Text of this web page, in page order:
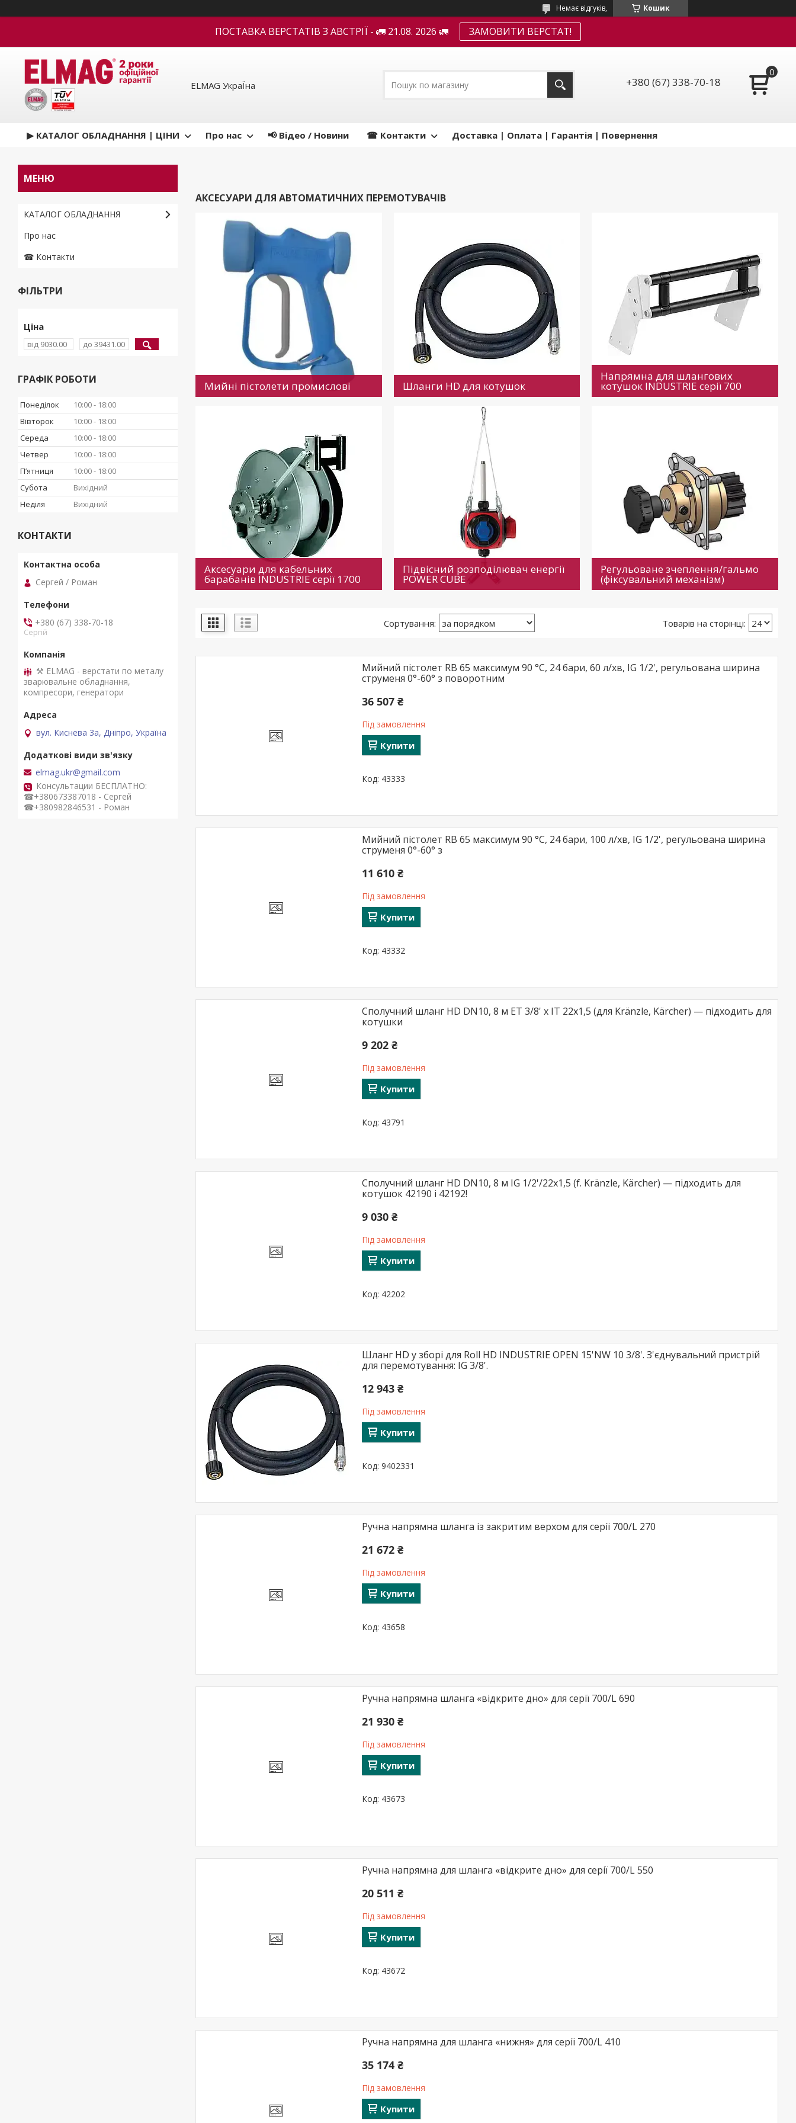
Кошик
Немає відгуків,
ПОСТАВКА ВЕРСТАТІВ З АВСТРІЇ - 🚛 21.08. 2026 🚛 ЗАМОВИТИ ВЕРСТАТ!
ELMAG УкраЇна +380 (67) 338-70-18
▶ КАТАЛОГ ОБЛАДНАННЯ | ЦІНИ Про нас 📢 Відео / Новини ☎ Контакти Доставка | Оплата | Гарантія | Повернення
АКСЕСУАРИ ДЛЯ АВТОМАТИЧНИХ ПЕРЕМОТУВАЧІВ
Мийні пістолети промислові Шланги HD для котушок
Напрямна для шлангових
котушок INDUSTRIE серії 700
Аксесуари для кабельних
барабанів INDUSTRIE серії 1700
Підвісний розподілювач енергії
POWER CUBE
Регульоване зчеплення/гальмо
(фіксувальний механізм)
Мийний пістолет RB 65 максимум 90 °C, 24 бари, 60 л/хв, IG 1/2', регульована ширина
струменя 0°-60° з поворотним
36 507 ₴
Під замовлення
Купити
43333
Мийний пістолет RB 65 максимум 90 °C, 24 бари, 100 л/хв, IG 1/2', регульована ширина
струменя 0°-60° з
11 610 ₴
Під замовлення
Купити
43332
Сполучний шланг HD DN10, 8 м ET 3/8' x IT 22x1,5 (для Kränzle, Kärcher) — підходить для
котушки
9 202 ₴
Під замовлення
Купити
43791
Сполучний шланг HD DN10, 8 м IG 1/2'/22x1,5 (f. Kränzle, Kärcher) — підходить для
котушок 42190 і 42192!
9 030 ₴
Під замовлення
Купити
42202
Шланг HD у зборі для Roll HD INDUSTRIE OPEN 15'NW 10 3/8'. З'єднувальний пристрій
для перемотування: IG 3/8'.
12 943 ₴
Під замовлення
Купити
9402331
Ручна напрямна шланга із закритим верхом для серії 700/L 270
21 672 ₴
Під замовлення
Купити
43658
Ручна напрямна шланга «відкрите дно» для серії 700/L 690
21 930 ₴
Під замовлення
Купити
43673
Ручна напрямна для шланга «відкрите дно» для серії 700/L 550
20 511 ₴
Під замовлення
Купити
43672
Ручна напрямна для шланга «нижня» для серії 700/L 410
35 174 ₴
Під замовлення
Купити
КАТАЛОГ ОБЛАДНАННЯ
Про нас
☎ Контакти
ФІЛЬТРИ
Ціна
ГРАФІК РОБОТИ
Понеділок 10:00
18:00
Вівторок
10:00
18:00
Середа
10:00
18:00
Четвер
10:00
18:00
Пʼятниця
10:00
18:00
Субота
Вихідний
Неділя
Вихідний
КОНТАКТИ
Сергей / Роман
+380 (67) 338-70-18
Сергій
⚒ ELMAG - верстати по металу
зварювальне обладнання,
компресори, генератори
вул. Киснева 3а, Дніпро, Україна
elmag.ukr@gmail.com
Консультации БЕСПЛАТНО:
☎+380673387018 - Сергей
☎+380982846531 - Роман